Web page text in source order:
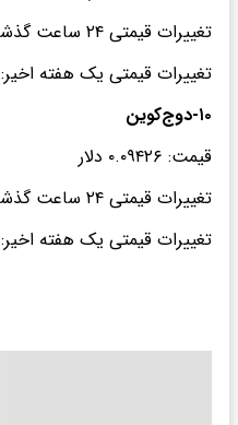
تغییرات قیمتی ۲۴ ساعت گذشته: ۰.۴۸ درصد افزایش
تغییرات قیمتی یک هفته اخیر: ۱۷.۴۱ درصد افزایش
۱۰-دوج‌کوین
قیمت: ۰.۰۹۴۲۶ دلار
تغییرات قیمتی ۲۴ ساعت گذشته: ۵.۱۶ درصد کاهش
تغییرات قیمتی یک هفته اخیر: ۷.۲۲ درصد کاهش